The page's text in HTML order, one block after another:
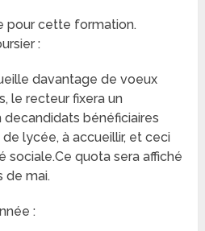
pour cette formation.
:
davantage de voeux
le recteur fixera un
bénéficiaires
de lycée, à accueillir, et ceci
sociale.Ce quota sera affiché
de mai.
: